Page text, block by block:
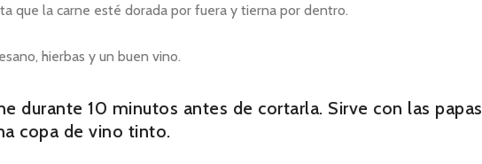
que la carne esté dorada por fuera y tierna por dentro.
hierbas y un buen vino.
durante 10 minutos antes de cortarla. Sirve con las papas
copa de vino tinto.